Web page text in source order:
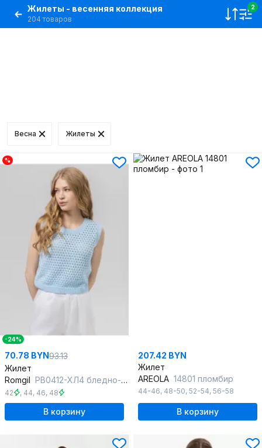
Жилеты - весенняя коллекция
204 товаров
2
Весна Жилеты
%
-24%
70.78 BYN93.13
Жилет
Romgil РВ0412-ХЛ4 бледно-голубой
42 , 44, 46, 48
В корзину
207.42 BYN
Жилет
AREOLA 14801 пломбир
44-46, 48-50, 52-54, 56-58
В корзину